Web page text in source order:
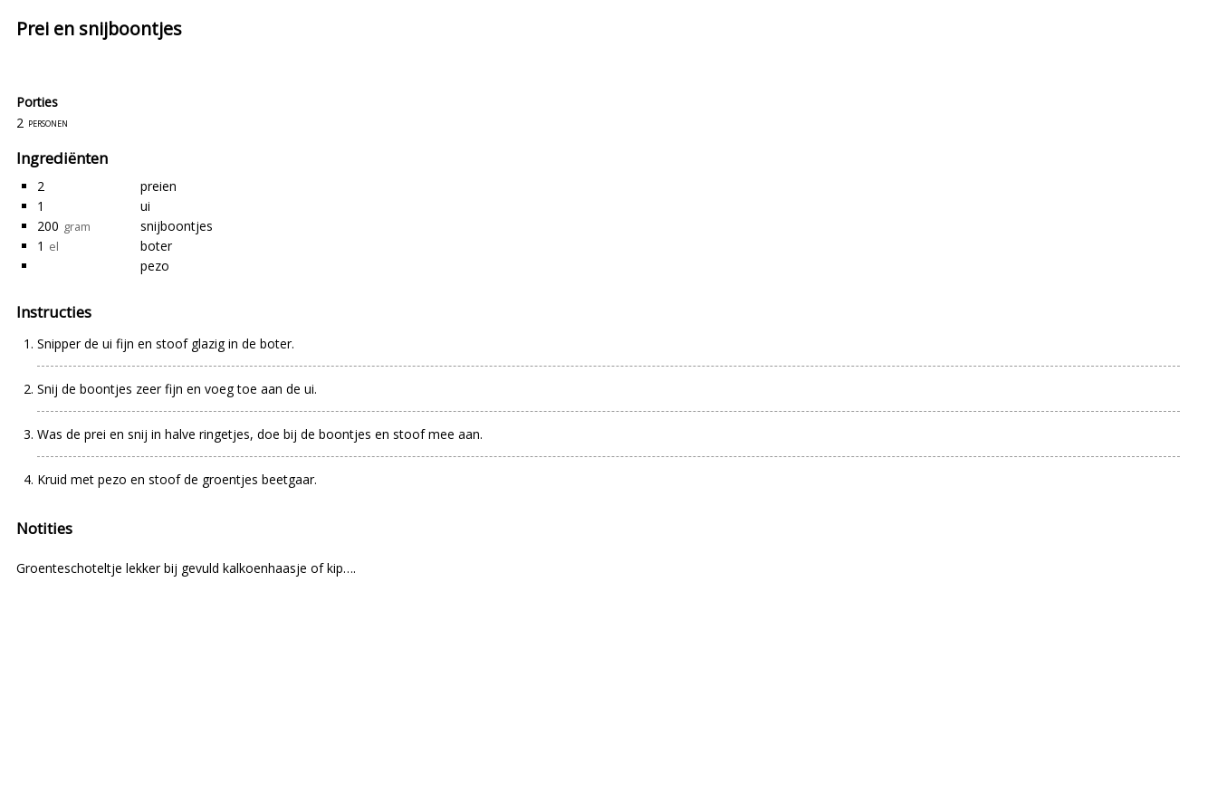
Prei en snijboontjes
Porties
2 personen
Ingrediënten
2
preien
1
ui
200 gram
snijboontjes
1 el
boter
pezo
Instructies
Snipper de ui fijn en stoof glazig in de boter.
Snij de boontjes zeer fijn en voeg toe aan de ui.
Was de prei en snij in halve ringetjes, doe bij de boontjes en stoof mee aan.
Kruid met pezo en stoof de groentjes beetgaar.
Notities
Groenteschoteltje lekker bij gevuld kalkoenhaasje of kip….